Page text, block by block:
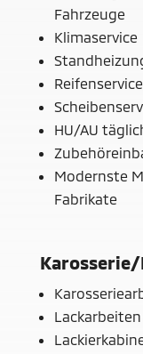
Fahrzeuge
Klimaservice
HU/AU
Modernste
Fabrikate
Karosserie/
Lackarbeiten